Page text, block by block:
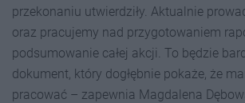
przekonaniu utwierdziły. Aktualnie
oraz pracujemy nad przygotowaniem
podsumowanie całej akcji. To będzie
dokument, który dogłębnie pokaże, że
pracować – zapewnia Magdalena